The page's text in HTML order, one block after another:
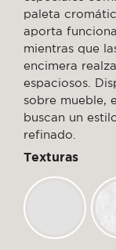
paleta
aporta
mientras que
encimera
espaciosos.
sobre mueble,
buscan un
refinado.
Texturas